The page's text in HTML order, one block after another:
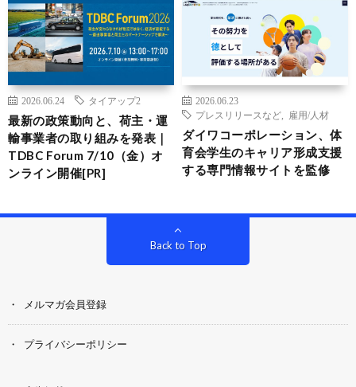
2026.06.24 タイアップ2
最新の政策動向と、荷主・運
輸事業者の取り組みを発表｜
TDBC Forum 7/10（金）オ
ンライン開催[PR]
2026.06.23
プレスリリースなど
雇用/人材
ダイワコーポレーション、体
育会学生のキャリア形成支援
する専門情報サイトを監修
Back to Top
メルマガ会員登録
プライバシーポリシー